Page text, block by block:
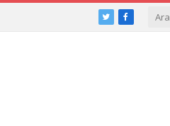
TwitterFacebook